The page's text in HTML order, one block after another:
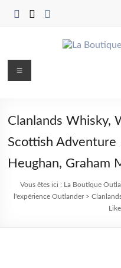
La
Outlander
Addict
les
Outlander
"Shopping"
Menu
ClanlandsWhisky,
Scottish
Heughan, Graham
Vous êtes ici : La Boutique
l'expérience Outlander>